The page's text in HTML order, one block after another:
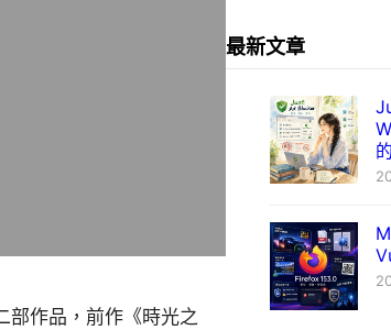
部作品，前作《時光之
最新文章